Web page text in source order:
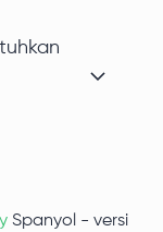
Spanyol - versi